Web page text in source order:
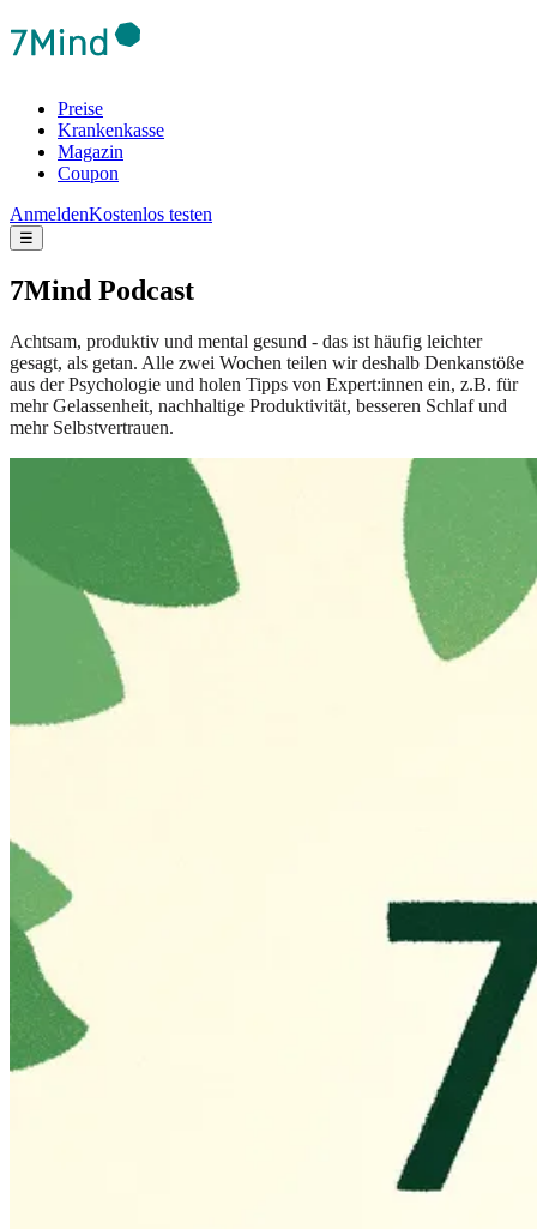
Preise
Krankenkasse
Magazin
Coupon
AnmeldenKostenlos testen
☰
7Mind Podcast
Achtsam, produktiv und mental gesund - das ist häufig leichter
gesagt, als getan. Alle zwei Wochen teilen wir deshalb Denkanstöße
aus der Psychologie und holen Tipps von Expert:innen ein, z.B. für
mehr Gelassenheit, nachhaltige Produktivität, besseren Schlaf und
mehr Selbstvertrauen.